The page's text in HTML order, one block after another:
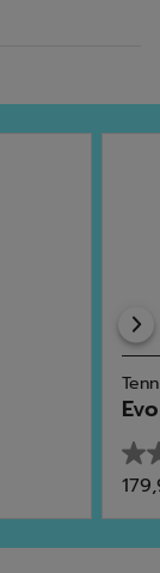
0.0
von
5